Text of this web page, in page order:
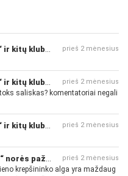
prieš 2 mėnesius
prieš 2 mėnesius
saliskas? komentatoriai negali
prieš 2 mėnesius
prieš 2 mėnesius
krepšininko alga yra maždaug